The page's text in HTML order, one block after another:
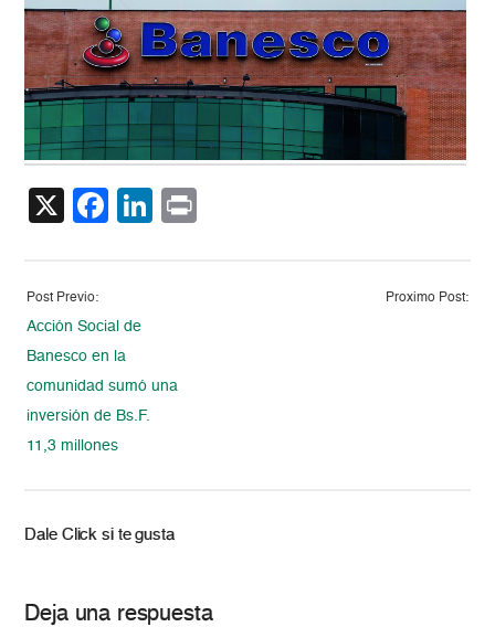
X Facebook
LinkedIn
Post Previo:
Acción Social de
Banesco en la
comunidad sumó una
inversión de Bs.F.
11,3 millones
Proximo Post:
Dale Click si te gusta
Deja una respuesta